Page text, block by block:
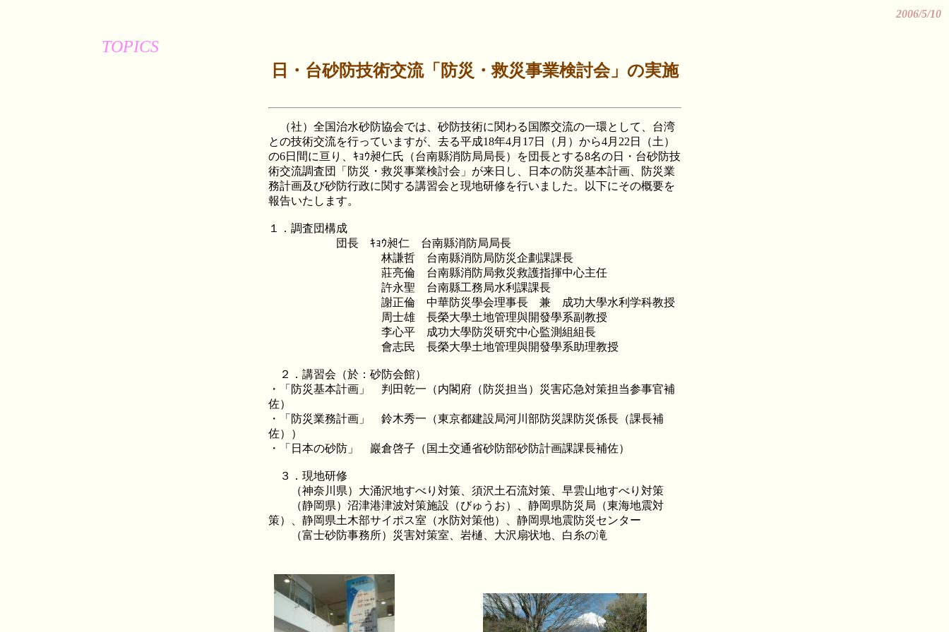
2006/5/10
TOPICS
日・台砂防技術交流「防災・救災事業検討会」の実施
（社）全国治水砂防協会では、砂防技術に関わる国際交流の一環として、台湾
との技術交流を行っていますが、去る平成18年4月17日（月）から4月22日（土）
の6日間に亘り、ｷｮｳ昶仁氏（台南縣消防局局長）を団長とする8名の日・台砂防技
術交流調査団「防災・救災事業検討会」が来日し、日本の防災基本計画、防災業
務計画及び砂防行政に関する講習会と現地研修を行いました。以下にその概要を
報告いたします。
１．調査団構成
団長 ｷｮｳ昶仁 台南縣消防局局長
林謙哲 台南縣消防局防災企劃課課長
莊亮倫 台南縣消防局救災救護指揮中心主任
許永聖 台南縣工務局水利課課長
謝正倫 中華防災學会理事長 兼 成功大學水利学科教授
周士雄 長榮大學土地管理與開發學系副教授
李心平 成功大學防災研究中心監測組組長
會志民 長榮大學土地管理與開發學系助理教授
２．講習会（於：砂防会館）
・「防災基本計画」 判田乾一（内閣府（防災担当）災害応急対策担当参事官補
佐）
・「防災業務計画」 鈴木秀一（東京都建設局河川部防災課防災係長（課長補
佐））
・「日本の砂防」 巖倉啓子（国土交通省砂防部砂防計画課課長補佐）
３．現地研修
（神奈川県）大涌沢地すべり対策、須沢土石流対策、早雲山地すべり対策
（静岡県）沼津港津波対策施設（びゅうお）、静岡県防災局（東海地震対
策）、静岡県土木部サイポス室（水防対策他）、静岡県地震防災センター
（富士砂防事務所）災害対策室、岩樋、大沢扇状地、白糸の滝